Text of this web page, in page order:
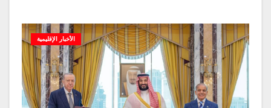
الأخبار الإقليمية